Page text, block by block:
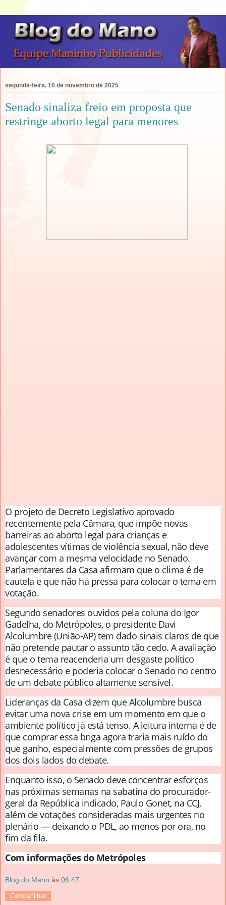
segunda-feira, 10 de novembro de 2025
Senado sinaliza freio em proposta que
restringe aborto legal para menores
O projeto de Decreto Legislativo aprovado
recentemente pela Câmara, que impõe novas
barreiras ao aborto legal para crianças e
adolescentes vítimas de violência sexual, não deve
avançar com a mesma velocidade no Senado.
Parlamentares da Casa afirmam que o clima é de
cautela e que não há pressa para colocar o tema em
votação.
Segundo senadores ouvidos pela coluna do Igor
Gadelha, do Metrópoles, o presidente Davi
Alcolumbre (União-AP) tem dado sinais claros de que
não pretende pautar o assunto tão cedo. A avaliação
é que o tema reacenderia um desgaste político
desnecessário e poderia colocar o Senado no centro
de um debate público altamente sensível.
Lideranças da Casa dizem que Alcolumbre busca
evitar uma nova crise em um momento em que o
ambiente político já está tenso. A leitura interna é de
que comprar essa briga agora traria mais ruído do
que ganho, especialmente com pressões de grupos
dos dois lados do debate.
Enquanto isso, o Senado deve concentrar esforços
nas próximas semanas na sabatina do procurador-
geral da República indicado, Paulo Gonet, na CCJ,
além de votações consideradas mais urgentes no
plenário — deixando o PDL, ao menos por ora, no
fim da fila.
Com informações do Metrópoles
Blog do Mano às 06:47
Compartilhar